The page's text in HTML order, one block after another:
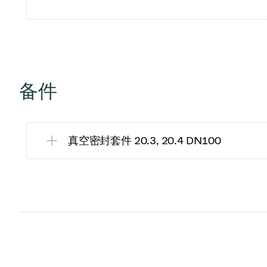
备件
真空密封套件 20.3, 20.4 DN100